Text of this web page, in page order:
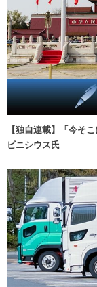
【独自連載】「今そ
ビニシウス氏